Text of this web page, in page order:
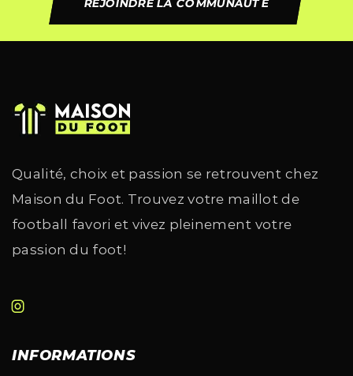
REJOINDRE LA COMMUNAUTÉ
Qualité, choix et passion se retrouvent chez
Maison du Foot. Trouvez votre maillot de
football favori et vivez pleinement votre
passion du foot!
INFORMATIONS